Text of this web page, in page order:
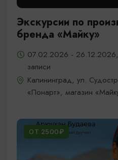
Экскурсии по
бренда «Майку»
07.02.2026 -
записи
Калининград, ул.
«Понарт», магазин
ОТ 2500₽